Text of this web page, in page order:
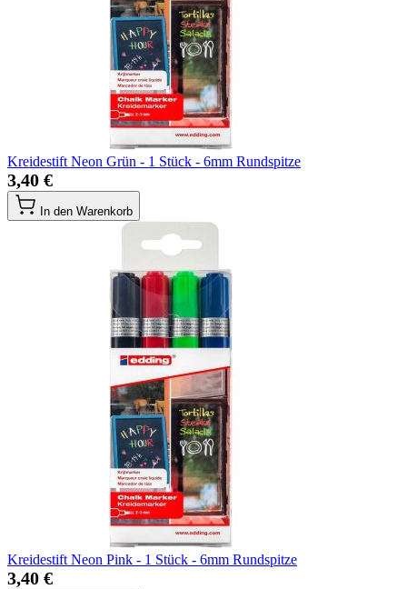
Kreidestift Neon Grün - 1 Stück - 6mm Rundspitze
3,40 €
In den Warenkorb
Kreidestift Neon Pink - 1 Stück - 6mm Rundspitze
3,40 €